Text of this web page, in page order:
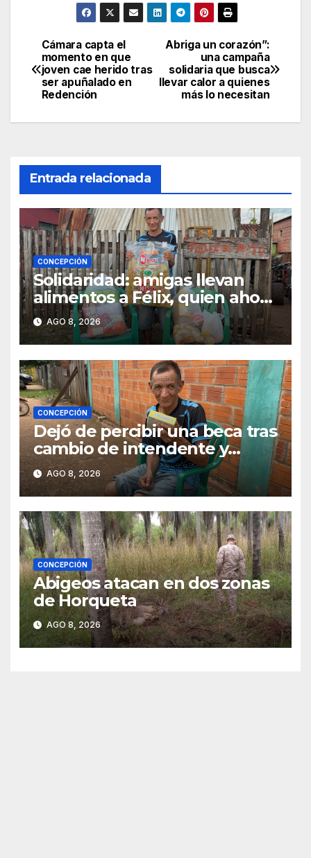
Navegación
de
Abriga un corazón”:
una campaña
solidaria que busca
llevar calor a quienes
más lo necesitan
Cámara capta el
momento en que
joven cae herido tras
ser apuñalado en
Redención
Entrada relacionada
CONCEPCIÓN
Solidaridad: amigas llevan
alimentos a Félix, quien ahora
vende caramelos para
subsistir
AGO 8, 2026
CONCEPCIÓN
Dejó de percibir una beca tras
cambio de intendente y
ahora vende caramelos para
subsistir
AGO 8, 2026
CONCEPCIÓN
Abigeos atacan en dos zonas
de Horqueta
AGO 8, 2026